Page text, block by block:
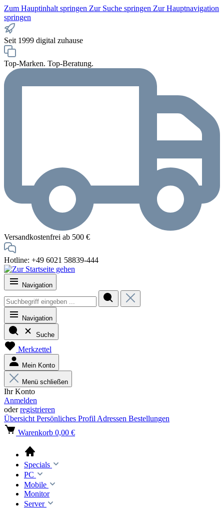
Zum Hauptinhalt springen Zur Suche springen Zur Hauptnavigation
springen
Seit 1999 digital zuhause
Top-Marken. Top-Beratung.
Versandkostenfrei ab 500 €
Hotline: +49 6021 58839-444
Navigation
Navigation
Suche
Merkzettel
Mein Konto
Menü schließen
Ihr Konto
Anmelden
oderregistrieren
Übersicht Persönliches Profil Adressen Bestellungen
Warenkorb 0,00 €
Specials
PC
Mobile
Monitor
Server